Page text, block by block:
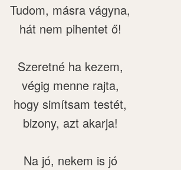
Tudom, másra vágyna,
hát nem pihentet ő!
Szeretné ha kezem,
végig menne rajta,
hogy simítsam testét,
bizony, azt akarja!
Na jó, nekem is jó